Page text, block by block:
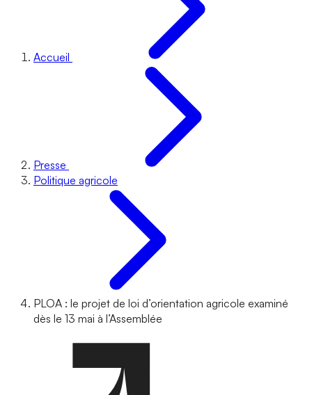
Accueil
Presse
Politique agricole
PLOA : le projet de loi d’orientation agricole examiné
dès le 13 mai à l’Assemblée